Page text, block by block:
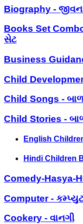
Biography -
Books Set
સેટ
Business
Child
Child Songs - બાળ
Child Stories -
English
Hindi Children
Comedy-Hasya-
Computer -
Cookery - વાનગી